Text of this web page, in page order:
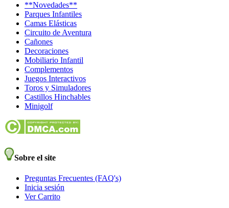
**Novedades**
Parques Infantiles
Camas Elásticas
Circuito de Aventura
Cañones
Decoraciones
Mobiliario Infantil
Complementos
Juegos Interactivos
Toros y Simuladores
Castillos Hinchables
Minigolf
Sobre el site
Preguntas Frecuentes (FAQ's)
Inicia sesión
Ver Carrito